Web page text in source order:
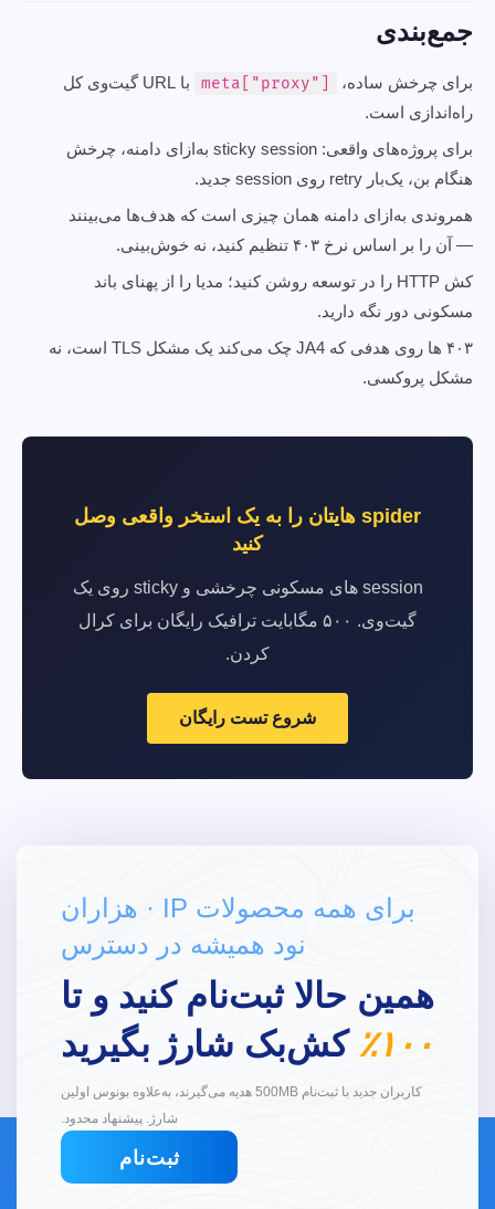
جمع‌بندی
برای چرخش ساده، meta["proxy"]
با URL گیت‌وی کل
راه‌اندازی است.
برای پروژه‌های واقعی: sticky session به‌ازای دامنه، چرخش
هنگام بن، یک‌بار retry روی session جدید.
همروندی به‌ازای دامنه همان چیزی است که هدف‌ها می‌بینند
— آن را بر اساس نرخ ۴۰۳ تنظیم کنید، نه خوش‌بینی.
کش HTTP را در توسعه روشن کنید؛ مدیا را از پهنای باند
مسکونی دور نگه دارید.
۴۰۳ ها روی هدفی که JA4 چک می‌کند یک مشکل TLS است، نه
مشکل پروکسی.
spider هایتان را به یک استخر واقعی وصل
کنید
session های مسکونی چرخشی و sticky روی یک
گیت‌وی. ۵۰۰ مگابایت ترافیک رایگان برای کرال
کردن.
شروع تست رایگان
برای همه محصولات IP · هزاران
نود همیشه در دسترس
همین حالا ثبت‌نام کنید و تا
۱۰۰٪
کش‌بک شارژ بگیرید
کاربران جدید با ثبت‌نام 500MB هدیه می‌گیرند، به‌علاوه بونوس اولین
شارژ. پیشنهاد محدود.
ثبت‌نام